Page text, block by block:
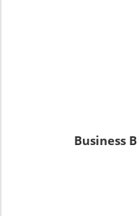
Business